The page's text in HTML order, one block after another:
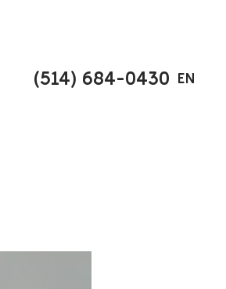
(514) 684-0430 EN